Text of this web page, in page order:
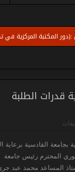
المركزية في تطوير
قدرات الطلبة
بجامعة القادسية برعاية
المحترم رئيس جامعة
المساعد محمد عبد